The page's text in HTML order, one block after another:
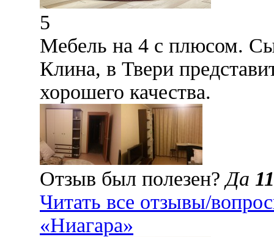
5
Мебель на 4 с плюсом.
Клина, в Твери
хорошего качества.
Отзыв был полезен?Да 11
Читать все отзывы/
«Ниагара»